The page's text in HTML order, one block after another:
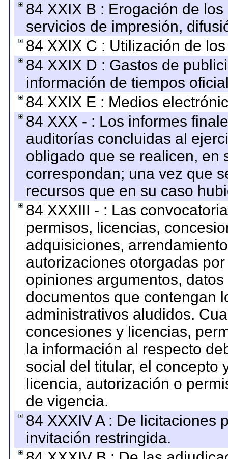
84 XXIX B : Erogación de
servicios de impresión,
84 XXIX C : Utilización de
84 XXIX D : Gastos de
información de tiempos
84 XXIX E : Medios
84 XXX - : Los informes
auditorías concluidas al
obligado que se realicen, en
correspondan; una vez que
recursos que en su caso
84 XXXIII - : Las
permisos, licencias,
adquisiciones,
autorizaciones otorgadas
opiniones argumentos,
documentos que contengan
administrativos aludidos.
concesiones y licencias,
la información al respecto
social del titular, el concepto
licencia, autorización o
de vigencia.
84 XXXIV A : De licitaciones
invitación restringida.